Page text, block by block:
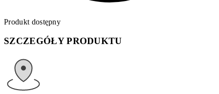
Produkt dostępny
SZCZEGÓŁY PRODUKTU